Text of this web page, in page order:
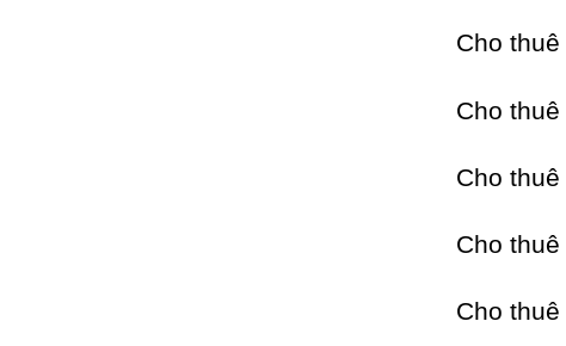
Cho thuê
Cho thuê
Cho thuê
Cho thuê
Cho thuê